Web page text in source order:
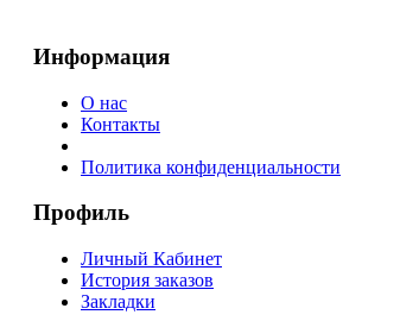
Информация
О нас
Контакты
Политика конфиденциальности
Профиль
Личный Кабинет
История заказов
Закладки